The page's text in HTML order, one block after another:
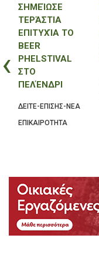
ΣΗΜΕΊΩΣΕ
ΤΕΡΆΣΤΙΑ
ΕΠΙΤΥΧΊΑ ΤΟ
BEER
PHELSTIVAL
ΣΤΟ
ΠΕΛΈΝΔΡΙ
ΔΕΙΤΕ-ΕΠΙΣΗΣ-ΝΕΑ
ΕΠΙΚΑΙΡΟΤΗΤΑ
‹